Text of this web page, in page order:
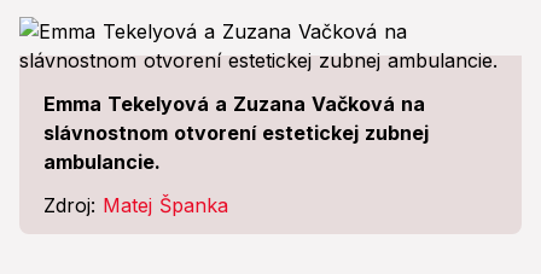
Emma Tekelyová a Zuzana Vačková na
slávnostnom otvorení estetickej zubnej
ambulancie.
Zdroj: Matej Španka